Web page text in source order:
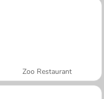
Zoo Restaurant